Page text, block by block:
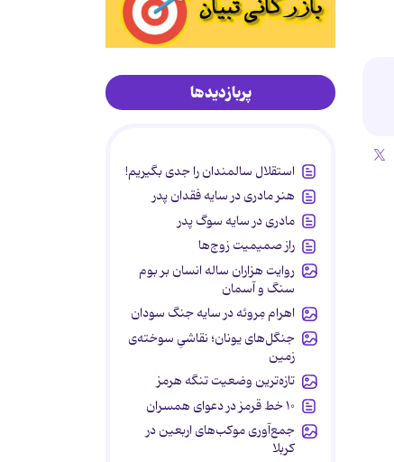
پربازدیدها
استقلال سالمندان را جدی بگیریم!
هنر مادری در سایه‌ فقدان پدر
مادری در سایه سوگ پدر
راز صمیمیت زوج‌ها
روایت هزاران ساله انسان بر بوم
سنگ و آسمان
اهرام مِروئه در سایه جنگ سودان
جنگل‌های یونان؛ نقاشیِ سوخته‌ی
زمین
تازه‌ترین وضعیت تنگه هرمز
۱۰ خط قرمز در دعوای همسران
جمع‌آوری موکب‌های اربعین در
کربلا